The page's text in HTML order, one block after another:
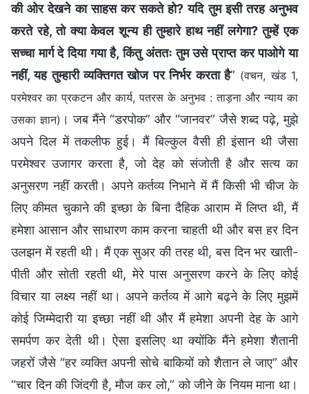
की ओर देखने का साहस कर सकते हो? यदि तुम इसी तरह अनुभव
करते रहे, तो क्या केवल शून्य ही तुम्हारे हाथ नहीं लगेगा? तुम्हें एक
सच्चा मार्ग दे दिया गया है, किंतु अंततः तुम उसे प्राप्त कर पाओगे या
नहीं, यह तुम्हारी व्यक्तिगत खोज पर निर्भर करता है” (वचन, खंड 1,
परमेश्वर का प्रकटन और कार्य, पतरस के अनुभव : ताड़ना और न्याय का
उसका ज्ञान) । जब मैंने “डरपोक” और “जानवर” जैसे शब्द पढ़े, मुझे
अपने दिल में तकलीफ हुई। मैं बिल्कुल वैसी ही इंसान थी जैसा
परमेश्वर उजागर करता है, जो देह को संजोती है और सत्य का
अनुसरण नहीं करती। अपने कर्तव्य निभाने में मैं किसी भी चीज के
लिए कीमत चुकाने की इच्छा के बिना दैहिक आराम में लिप्त थी, मैं
हमेशा आसान और साधारण काम करना चाहती थी और बस हर दिन
उलझन में रहती थी। मैं एक सुअर की तरह थी, बस दिन भर खाती-
पीती और सोती रहती थी, मेरे पास अनुसरण करने के लिए कोई
विचार या लक्ष्य नहीं था। अपने कर्तव्य में आगे बढ़ने के लिए मुझमें
कोई जिम्मेदारी या इच्छा नहीं थी और मैं हमेशा अपनी देह के आगे
समर्पण कर देती थी। ऐसा इसलिए था क्योंकि मैंने हमेशा शैतानी
जहरों जैसे “हर व्यक्ति अपनी सोचे बाकियों को शैतान ले जाए” और
“चार दिन की जिंदगी है, मौज कर लो,” को जीने के नियम माना था।